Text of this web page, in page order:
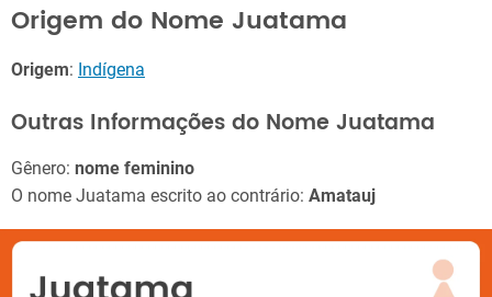
Origem do Nome Juatama
Origem: Indígena
Outras Informações do Nome Juatama
Gênero: nome feminino
O nome Juatama escrito ao contrário: Amatauj